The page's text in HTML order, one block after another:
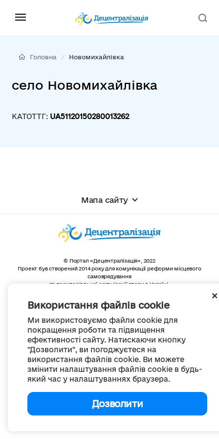
Використання файлів cookie
Ми використовуємо файли cookie для
покращення роботи та підвищення
ефективності сайту. Натискаючи кнопку
"Дозволити", ви погоджуєтеся на
використання файлів cookie. Ви можете
змінити налаштування файлів cookie в будь-
який час у налаштуваннях браузера.
Дозволити
Головна Новомихайлівка
село Новомихайлівка
КАТОТТГ: UA51120150280013262
Мапа сайту
© Портал «Децентралізація», 2022
Проект був створений 2014 року для комунікації реформи місцевого
самоврядування
та територіальної організації влади в Україні.
Весь контент доступний за ліцензією
Creative Commons Attribution 4.0 International license,
якщо не зазначено інше